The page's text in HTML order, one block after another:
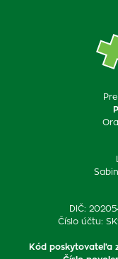
DIČ:
Číslo účtu:
Kód poskytovateľa